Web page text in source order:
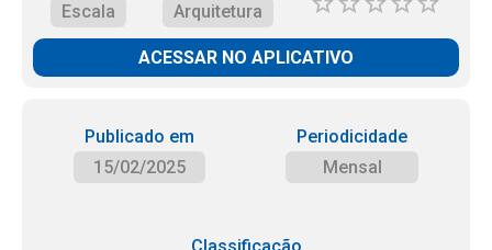
Escala
Arquitetura
ACESSAR NO APLICATIVO
Publicado em
15/02/2025
Periodicidade
Mensal